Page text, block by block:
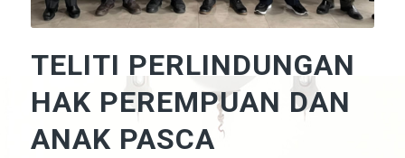
TELITI PERLINDUNGAN
HAK PEREMPUAN DAN
ANAK PASCA